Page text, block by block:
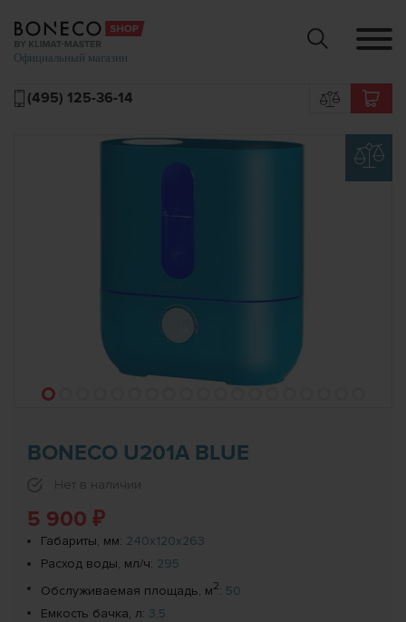
(495) 125-36-14
BONECO U201A BLUE
Нет в наличии
5 900 ₽
Габариты, мм: 240x120x263
Расход воды, мл/ч: 295
Обслуживаемая площадь, м2: 50
Емкость бачка, л: 3,5